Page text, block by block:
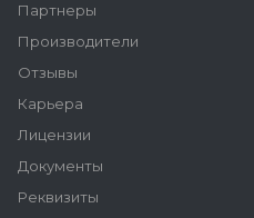
Партнеры
Производители
Отзывы
Карьера
Лицензии
Документы
Реквизиты